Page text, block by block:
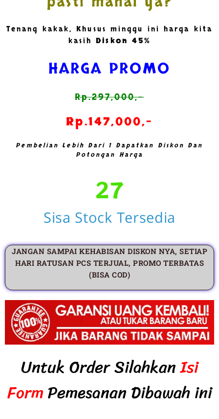
Tenang kakak, Khusus minggu ini harga kita
kasihDiskon 45%
HARGA PROMO
Rp.297,000,-
Rp.147,000,-
Pembelian Lebih Dari 1 Dapatkan Diskon Dan
Potongan Harga
Sisa Stock Tersedia
27
JANGAN SAMPAI KEHABISAN DISKON NYA, SETIAP
HARI RATUSAN PCS TERJUAL, PROMO TERBATAS
(BISA COD)
Untuk Order SilahkanIsi
FormPemesanan Dibawah ini